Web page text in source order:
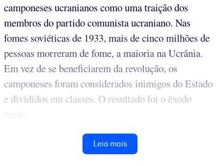
camponeses ucranianos como uma traição dos
membros do partido comunista ucraniano. Nas
fomes soviéticas de 1933, mais de cinco milhões de
pessoas morreram de fome, a maioria na Ucrânia.
Em vez de se beneficiarem da revolução, os
camponeses foram considerados inimigos do Estado
e divididos em classes. O resultado foi o êxodo
rural...
Leia mais